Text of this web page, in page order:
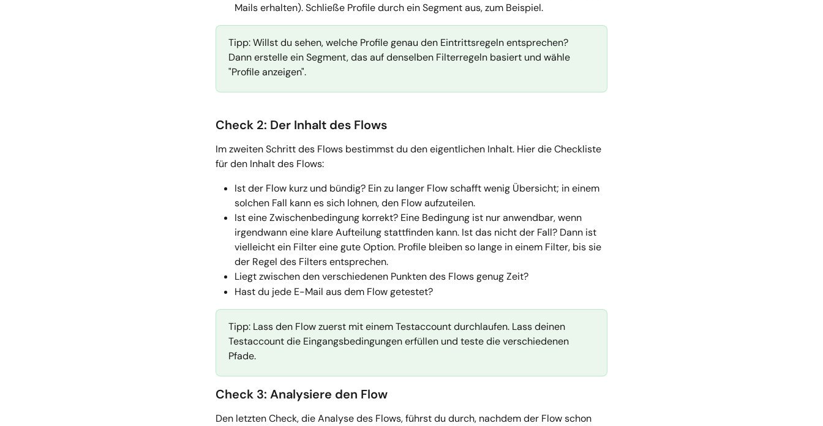
Mails erhalten). Schließe Profile durch ein Segment aus, zum Beispiel.
Tipp: Willst du sehen, welche Profile genau den Eintrittsregeln entsprechen?
Dann erstelle ein Segment, das auf denselben Filterregeln basiert und wähle
"Profile anzeigen".
Check 2: Der Inhalt des Flows
Im zweiten Schritt des Flows bestimmst du den eigentlichen Inhalt. Hier die Checkliste
für den Inhalt des Flows:
Ist der Flow kurz und bündig? Ein zu langer Flow schafft wenig Übersicht; in einem
solchen Fall kann es sich lohnen, den Flow aufzuteilen.
Ist eine Zwischenbedingung korrekt? Eine Bedingung ist nur anwendbar, wenn
irgendwann eine klare Aufteilung stattfinden kann. Ist das nicht der Fall? Dann ist
vielleicht ein Filter eine gute Option. Profile bleiben so lange in einem Filter, bis sie
der Regel des Filters entsprechen.
Liegt zwischen den verschiedenen Punkten des Flows genug Zeit?
Hast du jede E-Mail aus dem Flow getestet?
Tipp: Lass den Flow zuerst mit einem Testaccount durchlaufen. Lass deinen
Testaccount die Eingangsbedingungen erfüllen und teste die verschiedenen
Pfade.
Check 3: Analysiere den Flow
Den letzten Check, die Analyse des Flows, führst du durch, nachdem der Flow schon